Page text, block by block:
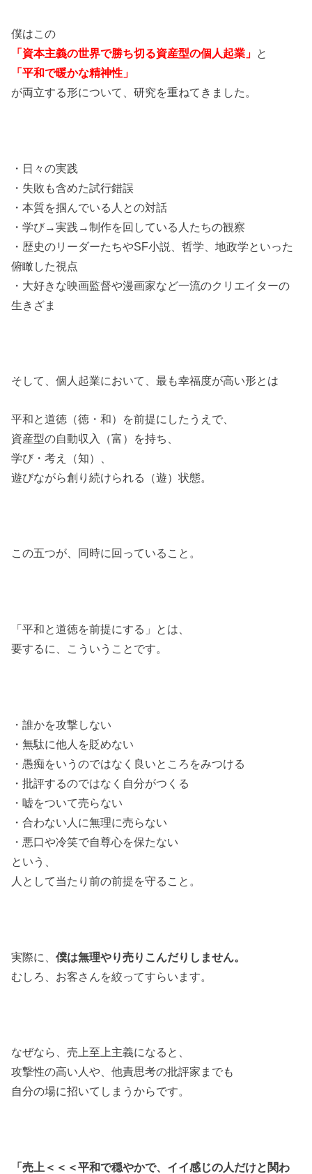
僕はこの
「資本主義の世界で勝ち切る資産型の個人起業」 と
「平和で暖かな精神性」
が両立する形について、研究を重ねてきました。
・日々の実践
・失敗も含めた試行錯誤
・本質を掴んでいる人との対話
・学び→実践→制作を回している人たちの観察
・歴史のリーダーたちやSF小説、哲学、地政学といった
俯瞰した視点
・大好きな映画監督や漫画家など一流のクリエイターの
生きざま
そして、個人起業において、最も幸福度が高い形とは
平和と道徳（徳・和）を前提にしたうえで、
資産型の自動収入（富）を持ち、
学び・考え（知）、
遊びながら創り続けられる（遊）状態。
この五つが、同時に回っていること。
「平和と道徳を前提にする」とは、
要するに、こういうことです。
・誰かを攻撃しない
・無駄に他人を貶めない
・愚痴をいうのではなく良いところをみつける
・批評するのではなく自分がつくる
・嘘をついて売らない
・合わない人に無理に売らない
・悪口や冷笑で自尊心を保たない
という、
人として当たり前の前提を守ること。
実際に、僕は無理やり売りこんだりしません。
むしろ、お客さんを絞ってすらいます。
なぜなら、売上至上主義になると、
攻撃性の高い人や、他責思考の批評家までも
自分の場に招いてしまうからです。
「売上＜＜＜平和で穏やかで、イイ感じの人だけと関わ